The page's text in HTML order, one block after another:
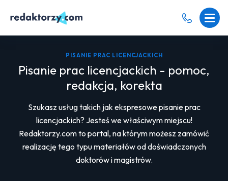
PISANIE PRAC LICENCJACKICH
Pisanie prac licencjackich - pomoc,
redakcja, korekta
Szukasz usług takich jak ekspresowe pisanie prac
licencjackich? Jesteś we właściwym miejscu!
Redaktorzy.com to portal, na którym możesz zamówić
realizację tego typu materiałów od doświadczonych
doktorów i magistrów.